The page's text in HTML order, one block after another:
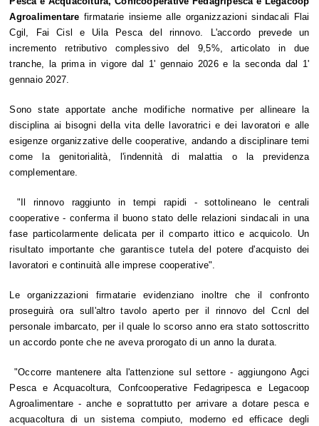
Agroalimentare firmatarie insieme alle organizzazioni sindacali Flai
Cgil, Fai Cisl e Uila Pesca del rinnovo. L'accordo prevede un
incremento retributivo complessivo del 9,5%, articolato in due
tranche, la prima in vigore dal 1' gennaio 2026 e la seconda dal 1'
gennaio 2027.
Sono state apportate anche modifiche normative per allineare la
disciplina ai bisogni della vita delle lavoratrici e dei lavoratori e alle
esigenze organizzative delle cooperative, andando a disciplinare temi
come la genitorialità, l'indennità di malattia o la previdenza
complementare.
"Il rinnovo raggiunto in tempi rapidi - sottolineano le centrali
cooperative - conferma il buono stato delle relazioni sindacali in una
fase particolarmente delicata per il comparto ittico e acquicolo. Un
risultato importante che garantisce tutela del potere d'acquisto dei
lavoratori e continuità alle imprese cooperative".
Le organizzazioni firmatarie evidenziano inoltre che il confronto
proseguirà ora sull'altro tavolo aperto per il rinnovo del Ccnl del
personale imbarcato, per il quale lo scorso anno era stato sottoscritto
un accordo ponte che ne aveva prorogato di un anno la durata.
"Occorre mantenere alta l'attenzione sul settore - aggiungono Agci
Pesca e Acquacoltura, Confcooperative Fedagripesca e Legacoop
Agroalimentare - anche e soprattutto per arrivare a dotare pesca e
acquacoltura di un sistema compiuto, moderno ed efficace degli